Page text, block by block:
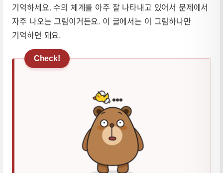
기억하세요. 수의 체계를 아주 잘 나타내고 있어서 문제에서
자주 나오는 그림이거든요. 이 글에서는 이 그림하나만
기억하면 돼요.